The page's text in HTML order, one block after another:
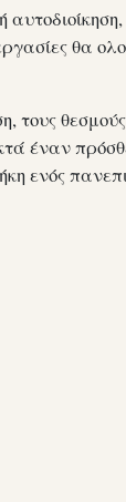
θα
έναν
ενός